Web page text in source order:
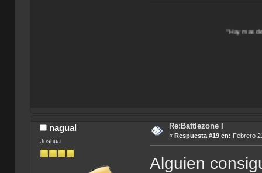
"Hay mas de un Universo
nagual
Joshua
Re:Battlezone I
« Respuesta #19 en: Febrero
Alguien